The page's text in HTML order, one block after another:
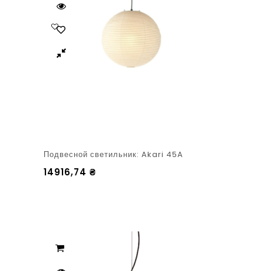
Подвесной светильник: Akari 45A
14916,74 ₴